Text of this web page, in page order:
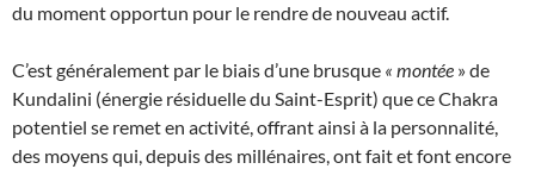
du moment opportun pour le rendre de nouveau actif.
C’est généralement par le biais d’une brusque « montée » de
Kundalini (énergie résiduelle du Saint-Esprit) que ce Chakra
potentiel se remet en activité, offrant ainsi à la personnalité,
des moyens qui, depuis des millénaires, ont fait et font encore